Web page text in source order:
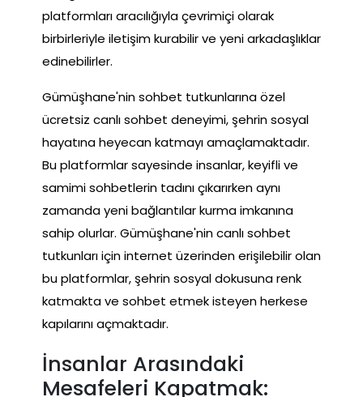
platformları aracılığıyla çevrimiçi olarak
birbirleriyle iletişim kurabilir ve yeni arkadaşlıklar
edinebilirler.
Gümüşhane'nin sohbet tutkunlarına özel
ücretsiz canlı sohbet deneyimi, şehrin sosyal
hayatına heyecan katmayı amaçlamaktadır.
Bu platformlar sayesinde insanlar, keyifli ve
samimi sohbetlerin tadını çıkarırken aynı
zamanda yeni bağlantılar kurma imkanına
sahip olurlar. Gümüşhane'nin canlı sohbet
tutkunları için internet üzerinden erişilebilir olan
bu platformlar, şehrin sosyal dokusuna renk
katmakta ve sohbet etmek isteyen herkese
kapılarını açmaktadır.
İnsanlar Arasındaki
Mesafeleri Kapatmak: